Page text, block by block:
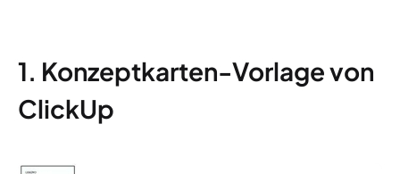
1. Konzeptkarten-Vorlage von
ClickUp